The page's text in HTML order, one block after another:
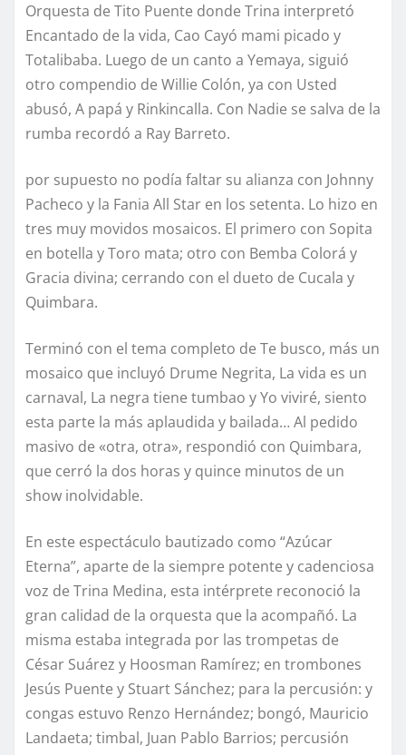
Orquesta de Tito Puente donde Trina interpretó
Encantado de la vida, Cao Cayó mami picado y
Totalibaba. Luego de un canto a Yemaya, siguió
otro compendio de Willie Colón, ya con Usted
abusó, A papá y Rinkincalla. Con Nadie se salva de la
rumba recordó a Ray Barreto.
por supuesto no podía faltar su alianza con Johnny
Pacheco y la Fania All Star en los setenta. Lo hizo en
tres muy movidos mosaicos. El primero con Sopita
en botella y Toro mata; otro con Bemba Colorá y
Gracia divina; cerrando con el dueto de Cucala y
Quimbara.
Terminó con el tema completo de Te busco, más un
mosaico que incluyó Drume Negrita, La vida es un
carnaval, La negra tiene tumbao y Yo viviré, siento
esta parte la más aplaudida y bailada… Al pedido
masivo de «otra, otra», respondió con Quimbara,
que cerró la dos horas y quince minutos de un
show inolvidable.
En este espectáculo bautizado como “Azúcar
Eterna”, aparte de la siempre potente y cadenciosa
voz de Trina Medina, esta intérprete reconoció la
gran calidad de la orquesta que la acompañó. La
misma estaba integrada por las trompetas de
César Suárez y Hoosman Ramírez; en trombones
Jesús Puente y Stuart Sánchez; para la percusión: y
congas estuvo Renzo Hernández; bongó, Mauricio
Landaeta; timbal, Juan Pablo Barrios; percusión